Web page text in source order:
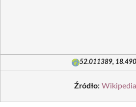
52.011389,
Źródło: Wikipedia